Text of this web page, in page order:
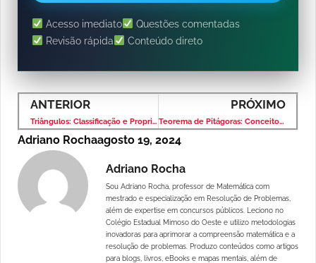
Acesso imediato
Questões comentadas
Revisão rápida
Conteúdo direto
ANTERIOR
Triângulos: Classificação e Propriedades
PRÓXIMO
Teorema de Pitágoras: Conceito, Provas e Aplicações
Adriano Rochaagosto 19, 2024
Adriano Rocha
Sou Adriano Rocha, professor de Matemática com
mestrado e especialização em Resolução de Problemas,
além de expertise em concursos públicos. Leciono no
Colégio Estadual Mimoso do Oeste e utilizo metodologias
inovadoras para aprimorar a compreensão matemática e a
resolução de problemas. Produzo conteúdos como artigos
para blogs, livros, eBooks e mapas mentais, além de